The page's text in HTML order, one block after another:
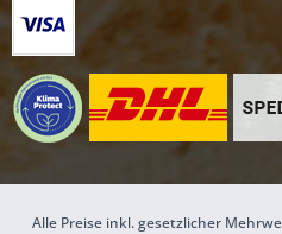
Alle Preise inkl. gesetzlicher